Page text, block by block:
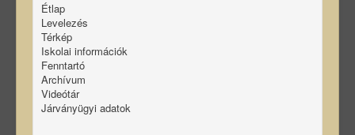
Étlap
Levelezés
Térkép
Iskolai információk
Fenntartó
Archívum
Videótár
Járványügyi adatok